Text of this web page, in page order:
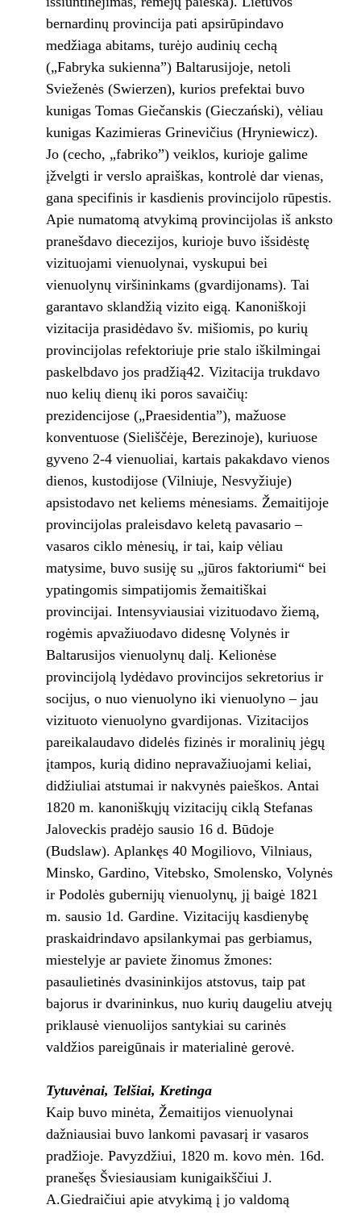
bernardinų provincija pati apsirūpindavo
medžiaga abitams, turėjo audinių cechą
(„Fabryka sukienna”) Baltarusijoje, netoli
Svieženės (Swierzen), kurios prefektai buvo
kunigas Tomas Giečanskis (Gieczański), vėliau
kunigas Kazimieras Grinevičius (Hryniewicz).
Jo (cecho, „fabriko”) veiklos, kurioje galime
įžvelgti ir verslo apraiškas, kontrolė dar vienas,
gana specifinis ir kasdienis provincijolo rūpestis.
Apie numatomą atvykimą provincijolas iš anksto
pranešdavo diecezijos, kurioje buvo išsidėstę
vizituojami vienuolynai, vyskupui bei
vienuolynų viršininkams (gvardijonams). Tai
garantavo sklandžią vizito eigą. Kanoniškoji
vizitacija prasidėdavo šv. mišiomis, po kurių
provincijolas refektoriuje prie stalo iškilmingai
paskelbdavo jos pradžią42. Vizitacija trukdavo
nuo kelių dienų iki poros savaičių:
prezidencijose („Praesidentia”), mažuose
konventuose (Sieliščėje, Berezinoje), kuriuose
gyveno 2-4 vienuoliai, kartais pakakdavo vienos
dienos, kustodijose (Vilniuje, Nesvyžiuje)
apsistodavo net keliems mėnesiams. Žemaitijoje
provincijolas praleisdavo keletą pavasario –
vasaros ciklo mėnesių, ir tai, kaip vėliau
matysime, buvo susiję su „jūros faktoriumi“ bei
ypatingomis simpatijomis žemaitiškai
provincijai. Intensyviausiai vizituodavo žiemą,
rogėmis apvažiuodavo didesnę Volynės ir
Baltarusijos vienuolynų dalį. Kelionėse
provincijolą lydėdavo provincijos sekretorius ir
socijus, o nuo vienuolyno iki vienuolyno – jau
vizituoto vienuolyno gvardijonas. Vizitacijos
pareikalaudavo didelės fizinės ir moralinių jėgų
įtampos, kurią didino nepravažiuojami keliai,
didžiuliai atstumai ir nakvynės paieškos. Antai
1820 m. kanoniškųjų vizitacijų ciklą Stefanas
Jaloveckis pradėjo sausio 16 d. Būdoje
(Budslaw). Aplankęs 40 Mogiliovo, Vilniaus,
Minsko, Gardino, Vitebsko, Smolensko, Volynės
ir Podolės gubernijų vienuolynų, jį baigė 1821
m. sausio 1d. Gardine. Vizitacijų kasdienybę
praskaidrindavo apsilankymai pas gerbiamus,
miestelyje ar paviete žinomus žmones:
pasaulietinės dvasininkijos atstovus, taip pat
bajorus ir dvarininkus, nuo kurių daugeliu atvejų
priklausė vienuolijos santykiai su carinės
valdžios pareigūnais ir materialinė gerovė.
Tytuvėnai, Telšiai, Kretinga
Kaip buvo minėta, Žemaitijos vienuolynai
dažniausiai buvo lankomi pavasarį ir vasaros
pradžioje. Pavyzdžiui, 1820 m. kovo mėn. 16d.
pranešęs Šviesiausiam kunigaikščiui J.
A.Giedraičiui apie atvykimą į jo valdomą